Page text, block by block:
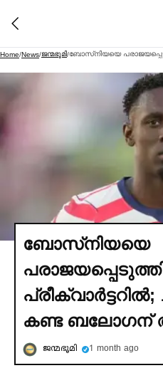
Home/News/ജന്മഭൂമി/
ബോസ്‌നിയയെ
കണ്ട ബലോഗന്
ജന്മഭൂമി 1 month ago